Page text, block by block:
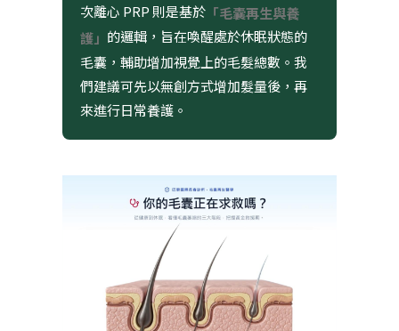
次離心 PRP 則是基於「毛囊再生與養
護」 的邏輯，旨在喚醒處於休眠狀態的
毛囊，輔助增加視覺上的毛髮總數。我
們建議可先以無創方式增加髮量後，再
來進行日常養護。